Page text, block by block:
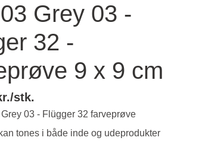
Grey 03 -
32 -
9 x 9 cm
stk.
03 - Flügger 32 farveprøve
tones i både inde og udeprodukter